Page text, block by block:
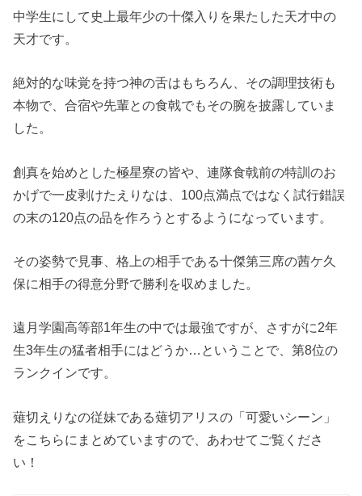
中学生にして史上最年少の十傑入りを果たした天才中の
天才です。
絶対的な味覚を持つ神の舌はもちろん、その調理技術も
本物で、合宿や先輩との食戟でもその腕を披露していま
した。
創真を始めとした極星寮の皆や、連隊食戟前の特訓のお
かげで一皮剥けたえりなは、100点満点ではなく試行錯誤
の末の120点の品を作ろうとするようになっています。
その姿勢で見事、格上の相手である十傑第三席の茜ケ久
保に相手の得意分野で勝利を収めました。
遠月学園高等部1年生の中では最強ですが、さすがに2年
生3年生の猛者相手にはどうか…ということで、第8位の
ランクインです。
薙切えりなの従妹である薙切アリスの「可愛いシーン」
をこちらにまとめていますので、あわせてご覧くださ
い！